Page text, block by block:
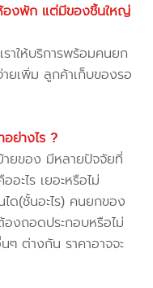
องพัก แต่มีของชิ้นใหญ่
าให้บริการพร้อมคนยก
ยเพิ่ม ลูกค้าเก็บของรอ
ย่างไร ?
ายของ มีหลายปัจจัยที่
ะไร เยอะหรือไม่
ด(ชั้นอะไร) คนยกของ
องถอดประกอบหรือไม่
ๆ ต่างกัน ราคาอาจจะ